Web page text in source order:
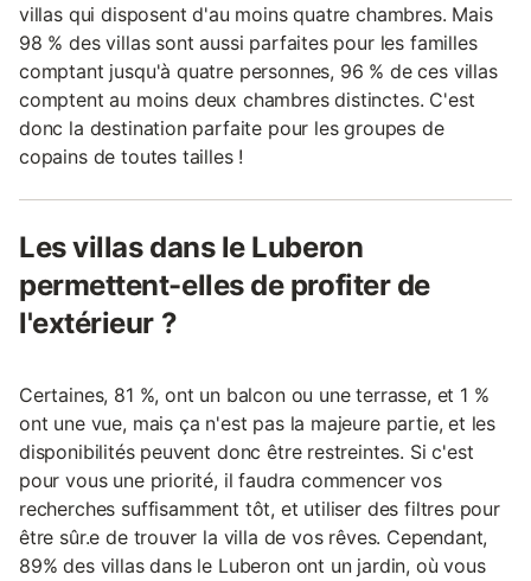
villas qui disposent d'au moins quatre chambres. Mais
98 % des villas sont aussi parfaites pour les familles
comptant jusqu'à quatre personnes, 96 % de ces villas
comptent au moins deux chambres distinctes. C'est
donc la destination parfaite pour les groupes de
copains de toutes tailles !
Les villas dans le Luberon
permettent-elles de profiter de
l'extérieur ?
Certaines, 81 %, ont un balcon ou une terrasse, et 1 %
ont une vue, mais ça n'est pas la majeure partie, et les
disponibilités peuvent donc être restreintes. Si c'est
pour vous une priorité, il faudra commencer vos
recherches suffisamment tôt, et utiliser des filtres pour
être sûr.e de trouver la villa de vos rêves. Cependant,
89% des villas dans le Luberon ont un jardin, où vous